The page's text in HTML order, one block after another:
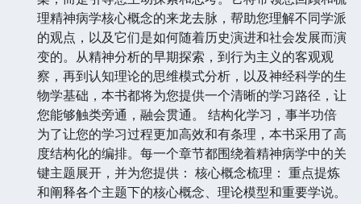
理精神病学核心概念的来龙去脉，帮助您理解不同学派
的观点，以及它们是如何随着历史演进和社会发展而演
变的。从精神分析的早期探索，到行为主义的客观观
察，再到认知理论的思维模式分析，以及神经科学的生
物学基础，本书都将为您提供一个清晰的学习路径，让
您能够触类旁通，融会贯通。 结构化学习，事半功倍
为了让您的学习过程更加高效和有条理，本书采用了高
度结构化的编排。每一个章节都围绕着精神病学中的关
键主题展开，并为您提供： 核心概念梳理： 重点提炼
和阐释各个主题下的核心概念、理论模型和重要学说。